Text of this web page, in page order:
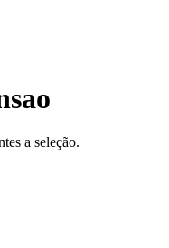
a seleção.